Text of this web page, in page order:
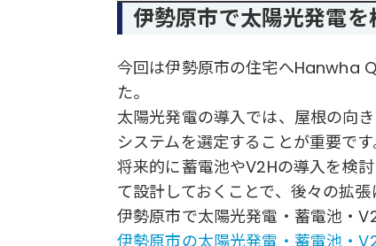
伊勢原市で太陽光発電
今回は伊勢原市の住宅へHanwha
た。
太陽光発電の導入では、屋根の向
システムを選定することが重要です
将来的に蓄電池やV2Hの導入を検
て設計しておくことで、後々の拡張
伊勢原市で太陽光発電・蓄電池・
伊勢原市の太陽光発電・蓄電池・